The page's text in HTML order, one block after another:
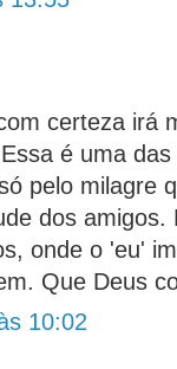
certeza irá
é uma
pelo milagre
dos amigos.
onde o 'eu'
Que Deus
10:02